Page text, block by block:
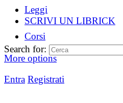
Leggi
SCRIVI UN LIBRICK
Corsi
More options
Entra Registrati
Search for: